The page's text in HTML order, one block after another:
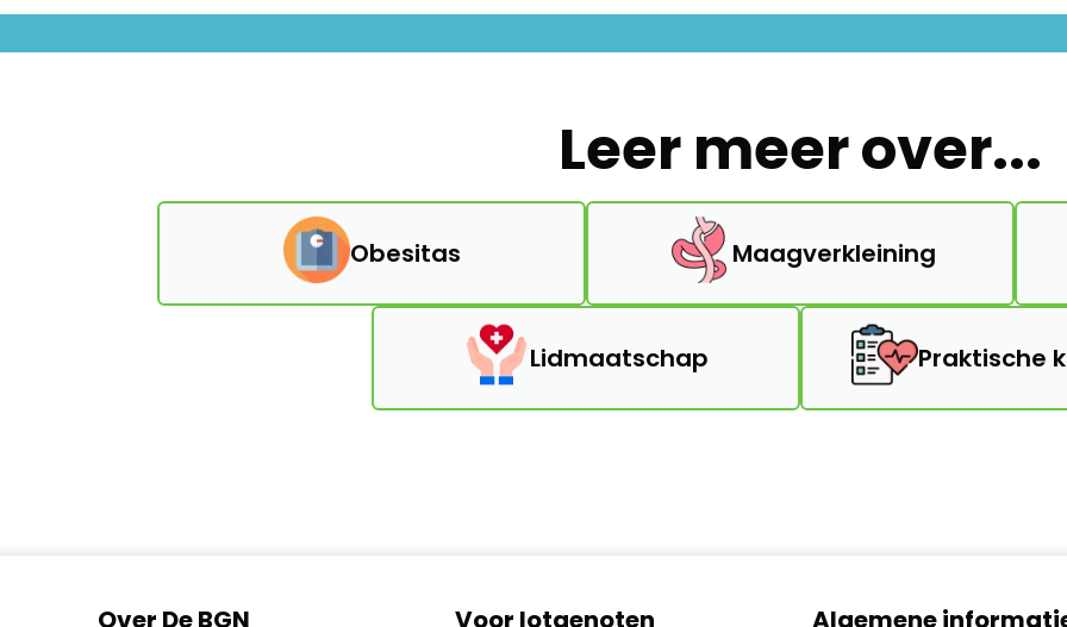
Leer meer over...
Obesitas Maagverkleining
Lidmaatschap Praktische
Over De BGN Voor lotgenoten Algemene